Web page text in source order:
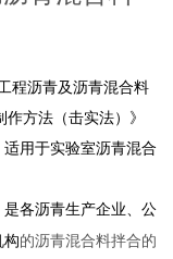
工程沥青及沥青混合料
作方法（击实法）》
用于实验室沥青混合
各沥青生产企业、公
构的沥青混合料拌合的